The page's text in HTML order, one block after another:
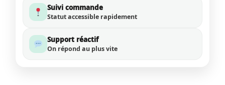
Suivi commande
Statut accessible rapidement
Support réactif
On répond au plus vite